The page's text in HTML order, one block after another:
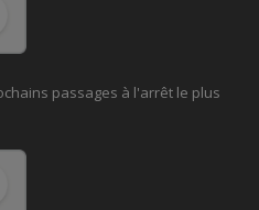
passages à l'arrêt le plus